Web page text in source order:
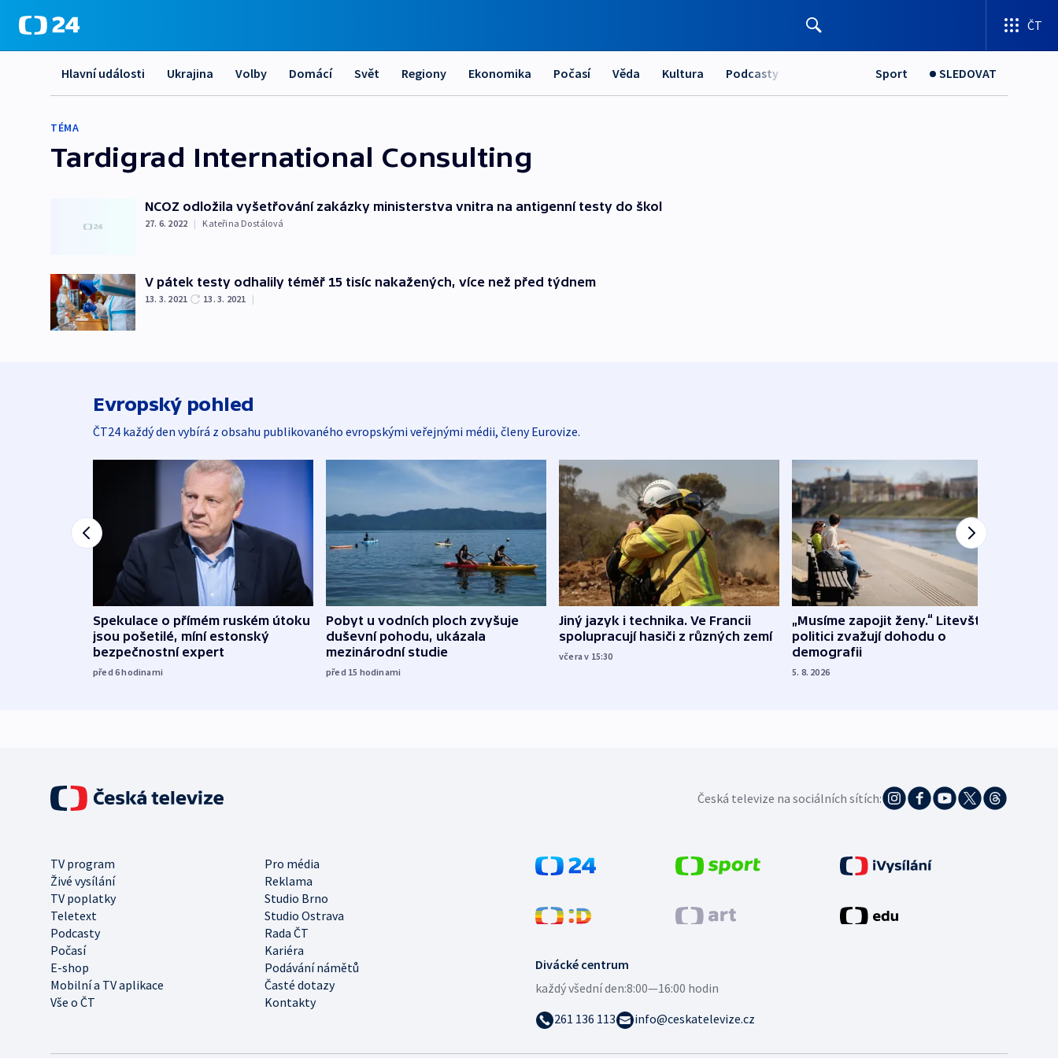
ČT
Hlavní události Ukrajina Volby Domácí Svět Regiony Ekonomika Počasí Věda Kultura Podcasty Sport SLEDOVAT
TÉMA
Tardigrad International Consulting
NCOZ odložila vyšetřování zakázky ministerstva vnitra na antigenní testy do škol
27. 6. 2022 | Kateřina Dostálová
V pátek testy odhalily téměř 15 tisíc nakažených, více než před týdnem
13. 3. 2021 13. 3. 2021 |
Evropský pohled
ČT24 každý den vybírá z obsahu publikovaného evropskými veřejnými médii, členy Eurovize.
Spekulace o přímém ruském útoku
jsou pošetilé, míní estonský
bezpečnostní expert
před 6hodinami
Pobyt u vodních ploch zvyšuje
duševní pohodu, ukázala
mezinárodní studie
před 15 hodinami
Jiný jazyk i technika. Ve Francii
spolupracují hasiči z různých zemí
včera v 15:30
„Musíme zapojit ženy.“ Litevští
politici zvažují dohodu o
demografii
5. 8. 2026
Česká televize na sociálních sítích:
TV program
Pro média
Živé vysílání
Reklama
TV poplatky
Studio Brno
Teletext
Studio Ostrava
Podcasty
Rada ČT
Počasí
Kariéra
E-shop
Podávání námětů
Mobilní a TV aplikace
Časté dotazy
Vše o ČT
Kontakty
Divácké centrum
každý všední den:8:00—16:00 hodin
261 136 113
info@ceskatelevize.cz